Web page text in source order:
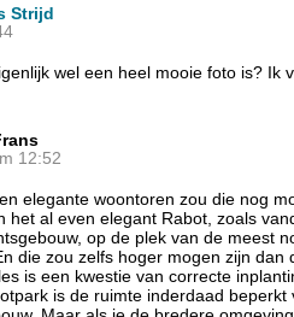
Strijd
wel een heel mooie foto is? Ik
12:52
elegante woontoren zou die nog
het al even elegant Rabot, zoals
op de plek van de meest
die zou zelfs hoger mogen zijn dan
is een kwestie van correcte
is de ruimte inderdaad beperkt